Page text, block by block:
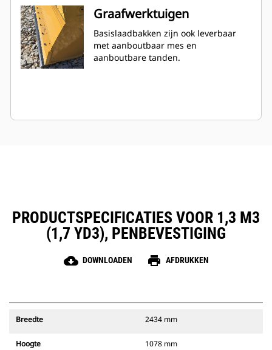
Graafwerktuigen
Basislaadbakken zijn ook leverbaar
met aanboutbaar mes en
aanboutbare tanden.
PRODUCTSPECIFICATIES VOOR 1,3 M3
(1,7 YD3), PENBEVESTIGING
cloud_download DOWNLOADEN print AFDRUKKEN
Breedte 2434 mm
Hoogte 1078 mm